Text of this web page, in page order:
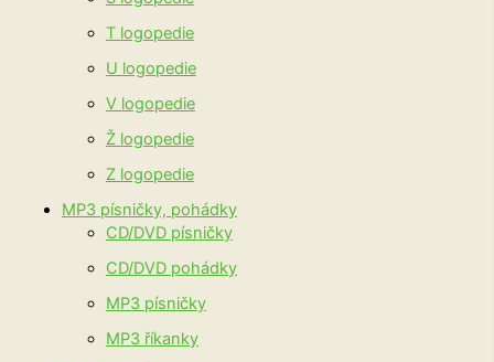
T logopedie
U logopedie
V logopedie
Ž logopedie
Z logopedie
MP3 písničky, pohádky
CD/DVD písničky
CD/DVD pohádky
MP3 písničky
MP3 říkanky